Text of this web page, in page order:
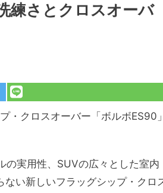
練さとクロスオーバ
・クロスオーバー「ボルボES90
の実用性、SUVの広々とした室内
い新しいフラッグシップ・クロ